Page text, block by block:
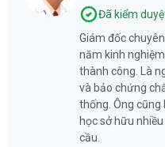
Đã kiểm
Giám đốc
năm kinh
thành công. Là
và bảo chứng
thống. Ông cũng
học sở hữu
cầu.